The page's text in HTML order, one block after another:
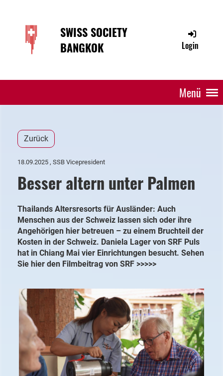
SWISS SOCIETY
BANGKOK
Login
Menü
Zurück
18.09.2025 , SSB Vicepresident
Besser altern unter Palmen
Thailands Altersresorts für Ausländer: Auch
Menschen aus der Schweiz lassen sich oder ihre
Angehörigen hier betreuen – zu einem Bruchteil der
Kosten in der Schweiz. Daniela Lager von SRF Puls
hat in Chiang Mai vier Einrichtungen besucht. Sehen
Sie hier den Filmbeitrag von SRF >>>>>